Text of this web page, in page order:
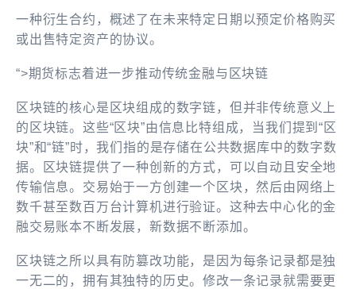
一种衍生合约，概述了在未来特定日期以预定价格购买
或出售特定资产的协议。
“>期货标志着进一步推动传统金融与区块链
区块链的核心是区块组成的数字链，但并非传统意义上
的区块链。这些“区块”由信息比特组成，当我们提到“区
块”和“链”时，我们指的是存储在公共数据库中的数字数
据。区块链提供了一种创新的方式，可以自动且安全地
传输信息。交易始于一方创建一个区块，然后由网络上
数千甚至数百万台计算机进行验证。这种去中心化的金
融交易账本不断发展，新数据不断添加。
区块链之所以具有防篡改功能，是因为每条记录都是独
一无二的，拥有其独特的历史。修改一条记录就需要更